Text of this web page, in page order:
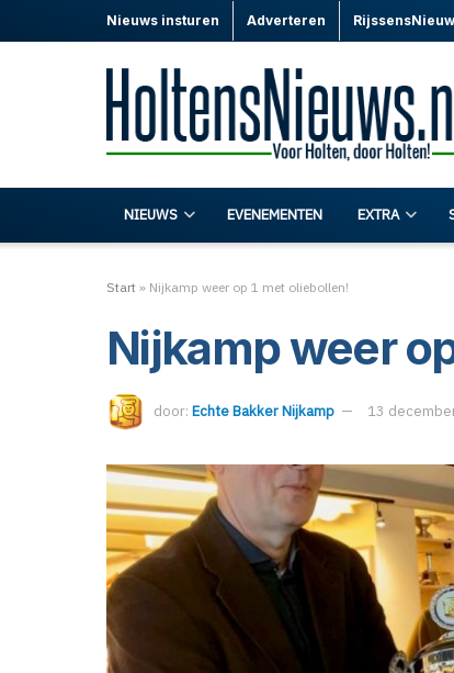
Nieuws insturen Adverteren
NIEUWS EVENEMENTEN EXTRA
Start » Nijkamp weer op 1 met oliebollen!
Nijkamp weer
door: Echte Bakker Nijkamp 13